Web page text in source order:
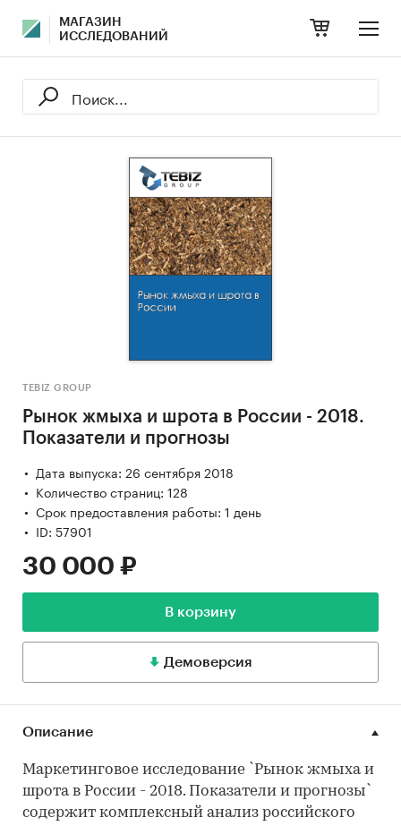
МАГАЗИН
ИССЛЕДОВАНИЙ
TEBIZ GROUP
Рынок жмыха и шрота в России - 2018.
Показатели и прогнозы
Дата выпуска: 26 сентября 2018
Количество страниц: 128
Срок предоставления работы: 1 день
ID: 57901
30 000 ₽
В корзину
Демоверсия
Описание
Маркетинговое исследование `Рынок жмыха и
шрота в России - 2018. Показатели и прогнозы`
содержит комплексный анализ российского